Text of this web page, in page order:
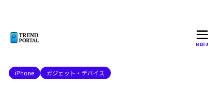
MENU
iPhone ガジェット・デバイス
2 ノジマ iPhone機種 変更キャンペーンの注意点
2.1.1 買う前に見るポイントは予約後の価格条件